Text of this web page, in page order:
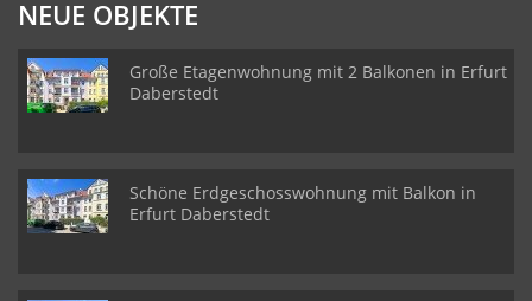
NEUE OBJEKTE
Große Etagenwohnung mit 2 Balkonen in Erfurt
Daberstedt
Schöne Erdgeschosswohnung mit Balkon in
Erfurt Daberstedt